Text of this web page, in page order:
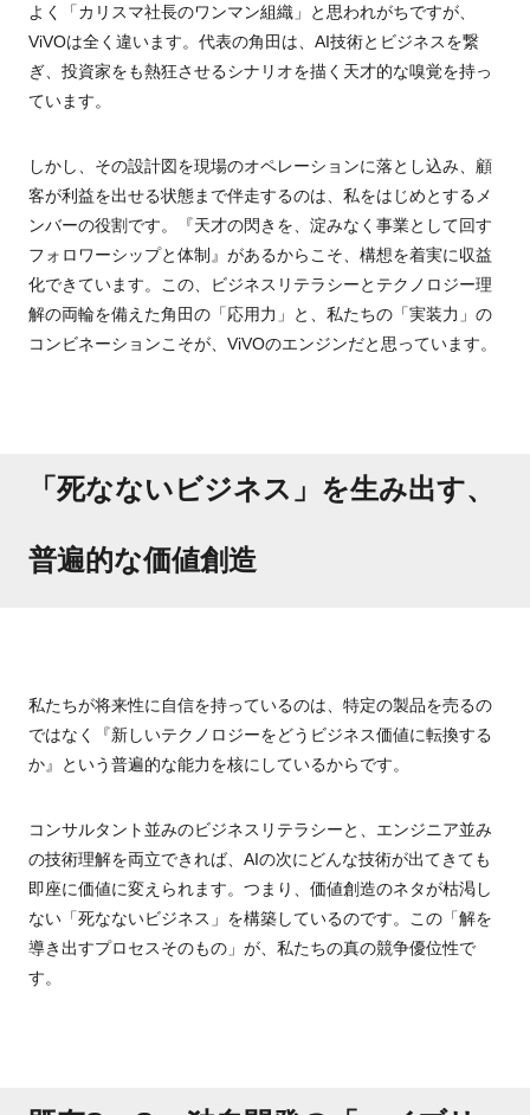
よく「カリスマ社長のワンマン組織」と思われがちですが、
ViVOは全く違います。代表の角田は、AI技術とビジネスを繋
ぎ、投資家をも熱狂させるシナリオを描く天才的な嗅覚を持っ
ています。
しかし、その設計図を現場のオペレーションに落とし込み、顧
客が利益を出せる状態まで伴走するのは、私をはじめとするメ
ンバーの役割です。『天才の閃きを、淀みなく事業として回す
フォロワーシップと体制』があるからこそ、構想を着実に収益
化できています。この、ビジネスリテラシーとテクノロジー理
解の両輪を備えた角田の「応用力」と、私たちの「実装力」の
コンビネーションこそが、ViVOのエンジンだと思っています。
「死なないビジネス」を生み出す、
普遍的な価値創造
私たちが将来性に自信を持っているのは、特定の製品を売るの
ではなく『新しいテクノロジーをどうビジネス価値に転換する
か』という普遍的な能力を核にしているからです。
コンサルタント並みのビジネスリテラシーと、エンジニア並み
の技術理解を両立できれば、AIの次にどんな技術が出てきても
即座に価値に変えられます。つまり、価値創造のネタが枯渇し
ない「死なないビジネス」を構築しているのです。この「解を
導き出すプロセスそのもの」が、私たちの真の競争優位性で
す。